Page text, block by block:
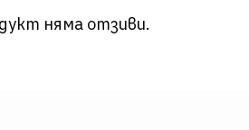
няма отзиви.